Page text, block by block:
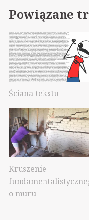
Powiązane
Ściana tekstu
Kruszenie
o muru